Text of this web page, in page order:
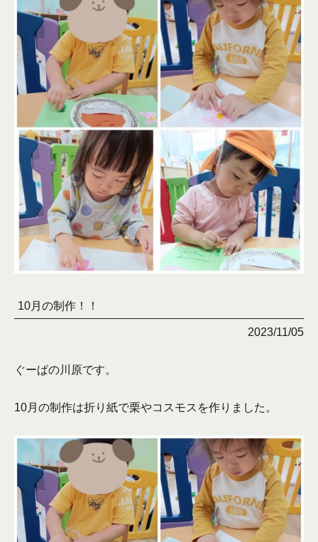
10月の制作！！
2023/11/05
ぐーぱの川原です。
10月の制作は折り紙で栗やコスモスを作りました。